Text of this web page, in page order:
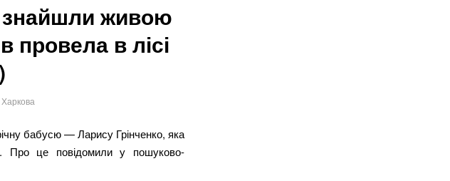
знайшли живою
провела в лісі
бабусю — Ларису Грінченко, яка
Про це повідомили у пошуково-